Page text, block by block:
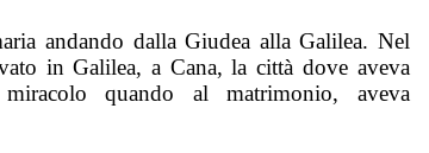
andando dalla Giudea alla Galilea. Nel
in Galilea, a Cana, la città dove aveva
quando al matrimonio, aveva